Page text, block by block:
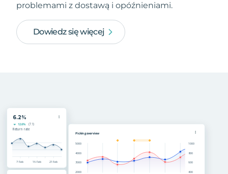
problemami z dostawą i opóźnieniami.
Dowiedz się więcej